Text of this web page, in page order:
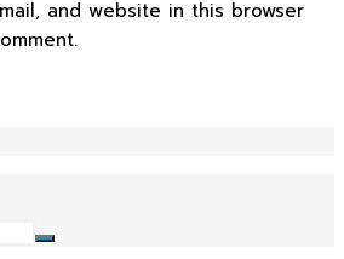
and website in this browser